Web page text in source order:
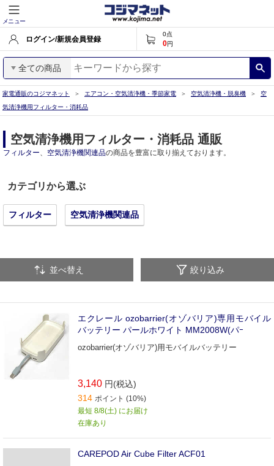
メニュー
ログイン/新規会員登録
0点
0円
全ての商品
家電通販のコジマネット エアコン・空気清浄機・季節家電 空気清浄機・脱臭機
空
気清浄機用フィルター・消耗品
空気清浄機用フィルター・消耗品 通販
フィルター、 空気清浄機関連品の商品を豊富に取り揃えております。
カテゴリから選ぶ
フィルター 空気清浄機関連品
並べ替え 絞り込み
エクレール ozobarrier(オゾバリア)専用モバイル
バッテリー パールホワイト MM2008W(パｰ
ozobarrier(オゾバリア)用モバイルバッテリー
3,140 円(税込)
314 ポイント (10%)
最短 8/8(土) にお届け
在庫あり
CAREPOD Air Cube Filter ACF01